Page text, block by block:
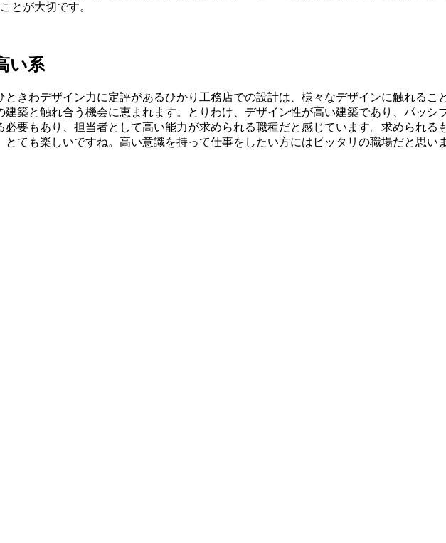
とが大切です。
い系
きわデザイン力に定評があるひかり工務店での設計は、様々なデザインに触れるこ
築と触れ合う機会に恵まれます。とりわけ、デザイン性が高い建築であり、パッシ
要もあり、担当者として高い能力が求められる職種だと感じています。求められる
ても楽しいですね。高い意識を持って仕事をしたい方にはピッタリの職場だと思い